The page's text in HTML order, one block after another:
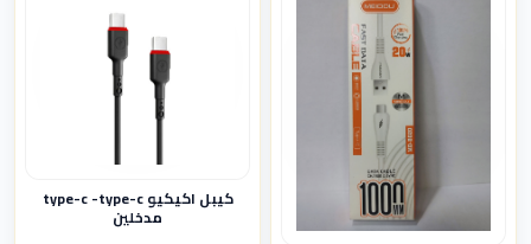
كيبل اكيكيو type-c -type-c
مدخلين